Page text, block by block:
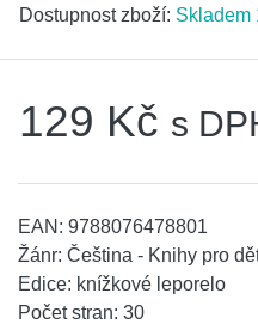
Dostupnost zboží: Skladem
129 Kč s
EAN: 9788076478801
Žánr: Čeština - Knihy pro
Edice: knížkové leporelo
Počet stran: 30